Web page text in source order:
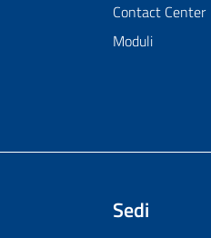
Contact Center
Moduli
Sedi